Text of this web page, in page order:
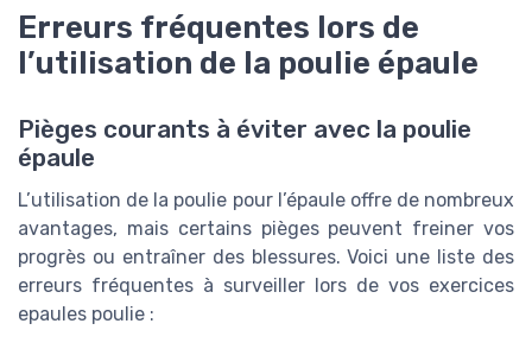
Erreurs fréquentes lors de
l’utilisation de la poulie épaule
Pièges courants à éviter avec la poulie
épaule
L’utilisation de la poulie pour l’épaule offre de nombreux
avantages, mais certains pièges peuvent freiner vos
progrès ou entraîner des blessures. Voici une liste des
erreurs fréquentes à surveiller lors de vos exercices
epaules poulie :